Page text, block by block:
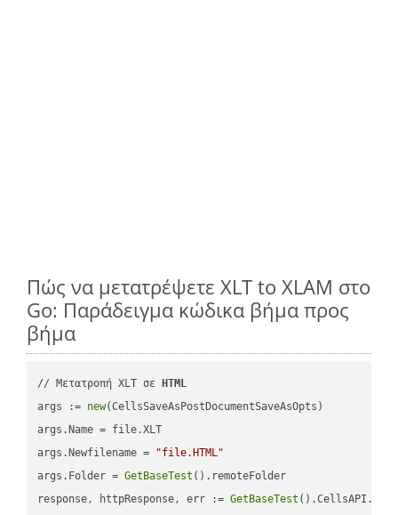
Πώς να μετατρέψετε XLT to XLAM στο
Go: Παράδειγμα κώδικα βήμα προς
βήμα
// Μετατροπή XLT σε
HTML
args := new(CellsSaveAsPostDocumentSaveAsOpts)
args.Name = file.XLT
args.Newfilename =
"file.HTML"
args.Folder = GetBaseTest ().remoteFolder
response, httpResponse, err := GetBaseTest ().CellsAPI.